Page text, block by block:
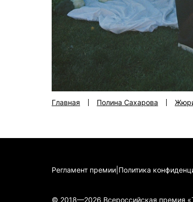
Главная Полина Сахарова
Регламент премии Политика
© 2018—2026 Всероссийская премия